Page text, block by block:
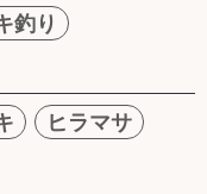
釣り
ヒラマサ